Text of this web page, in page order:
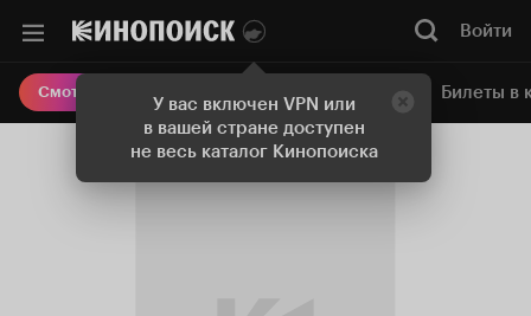
У вас включен VPN или
в вашей стране доступен
не весь каталог Кинопоиска
Войти
Смотреть кино Онлайн-кинотеатр Билеты в